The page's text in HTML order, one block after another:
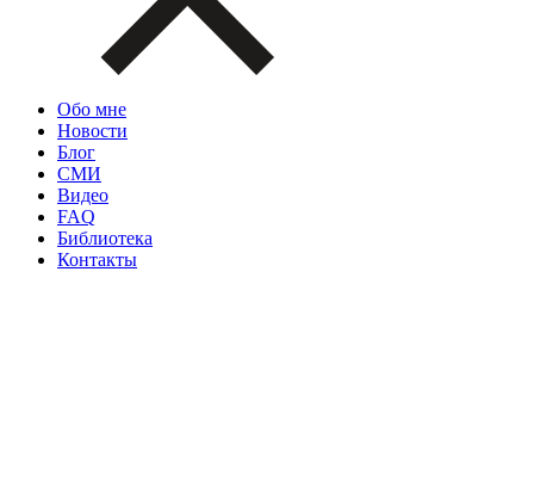
Обо мне
Новости
Блог
СМИ
Видео
FAQ
Библиотека
Контакты